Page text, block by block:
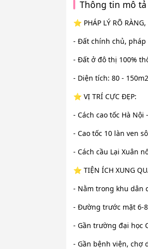
Thông tin mô tả
⭐️ PHÁP LÝ RÕ
- Đất chính chủ,
- Đất ở đô thị 100%
- Diện tích: 80 - 150m2
⭐️ VỊ TRÍ CỰC ĐẸP:
- Cách cao tốc Hà Nội
- Cao tốc 10 làn ven
- Cách cầu Lại Xuân
⭐️ TIỆN ÍCH XUNG
- Nằm trong khu dân
- Đường trước mặt 6-
- Gần trường đại học
- Gần bệnh viện, chợ